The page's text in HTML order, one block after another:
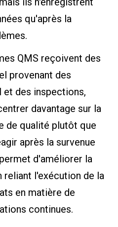
qu'après la
QMS reçoivent des
provenant des
des inspections,
davantage sur la
de qualité plutôt que
après la survenue
d'améliorer la
l'exécution de la
en matière de
continues.